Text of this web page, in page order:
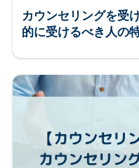
カウンセリングを受
的に受けるべき人の